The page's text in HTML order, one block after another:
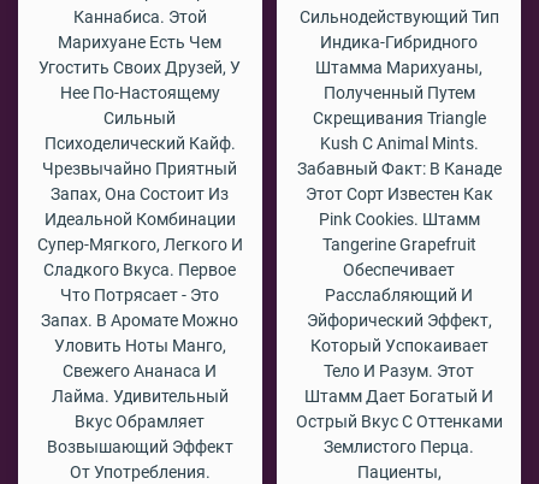
Каннабиса. Этой
Марихуане Есть Чем
Угостить Своих Друзей, У
Нее По-Настоящему
Сильный
Психоделический Кайф.
Чрезвычайно Приятный
Запах, Она Состоит Из
Идеальной Комбинации
Супер-Мягкого, Легкого И
Сладкого Вкуса. Первое
Что Потрясает - Это
Запах. В Аромате Можно
Уловить Ноты Манго,
Свежего Ананаса И
Лайма. Удивительный
Вкус Обрамляет
Возвышающий Эффект
От Употребления.
Сильнодействующий Тип
Индика-Гибридного
Штамма Марихуаны,
Полученный Путем
Скрещивания Triangle
Kush С Animal Mints.
Забавный Факт: В Канаде
Этот Сорт Известен Как
Pink Cookies. Штамм
Tangerine Grapefruit
Обеспечивает
Расслабляющий И
Эйфорический Эффект,
Который Успокаивает
Тело И Разум. Этот
Штамм Дает Богатый И
Острый Вкус С Оттенками
Землистого Перца.
Пациенты,